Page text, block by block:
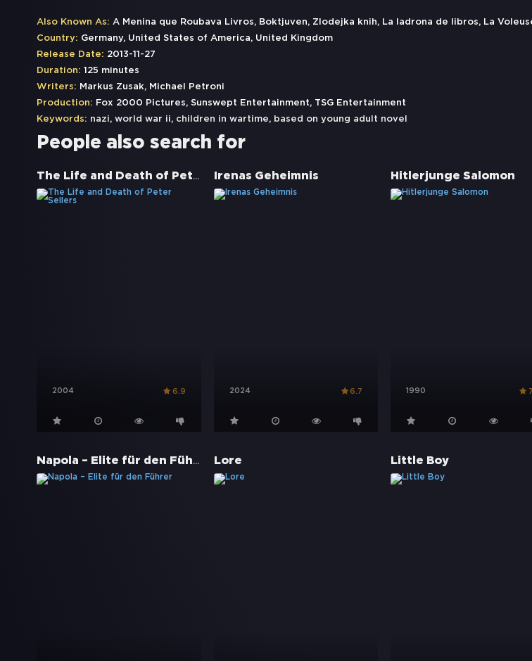
Also Known As: A Menina que Roubava Livros, Boktjuven, Zlodejka knih, La ladrona de libros, La
Country: Germany, United States of America, United Kingdom
Release Date: 2013-11-27
Duration: 125 minutes
Writers: Markus Zusak, Michael Petroni
Production: Fox 2000 Pictures, Sunswept Entertainment, TSG Entertainment
Keywords: nazi, world war ii, children in wartime, based on young adult novel
People also search for
The Life and Death of Peter Sellers
2004 6.9
Irenas Geheimnis
2024 6.7
Hitlerjunge Salomon
1990
Napola – Elite für den Führer Lore Little Boy